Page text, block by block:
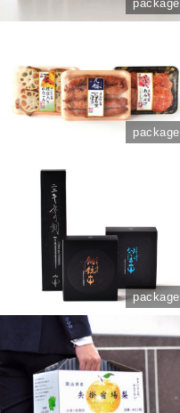
package
package
package